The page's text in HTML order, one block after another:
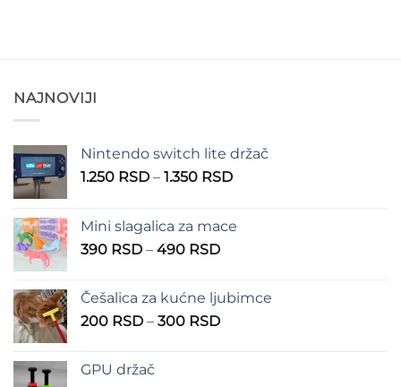
NAJNOVIJI
Nintendo switch lite držač
1.250 RSD – 1.350 RSDRaspon
1.250 RSD
Mini slagalica za mace
390 RSD – 490 RSDRaspon
390 RSD
do
Češalica za kućne ljubimce
200 RSD – 300 RSDRaspon
GPU držač